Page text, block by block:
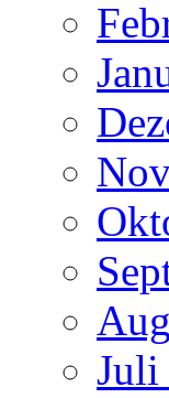
Juli